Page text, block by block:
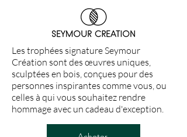
Les trophées signature Seymour
Création sont des œuvres uniques,
sculptées en bois, conçues pour des
personnes inspirantes comme vous, ou
celles à qui vous souhaitez rendre
hommage avec un cadeau d'exception.